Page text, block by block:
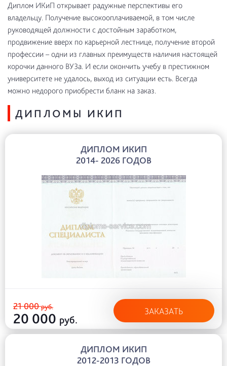
Диплом ИКиП открывает радужные перспективы его
владельцу. Получение высокооплачиваемой, в том числе
руководящей должности с достойным заработком,
продвижение вверх по карьерной лестнице, получение второй
профессии – одни из главных преимуществ наличия настоящей
корочки данного ВУЗа. И если окончить учебу в престижном
университете не удалось, выход из ситуации есть. Всегда
можно недорого приобрести бланк на заказ.
ДИПЛОМЫ ИКИП
ДИПЛОМ ИКИП
2014- 2026 ГОДОВ
21 000руб.
20 000 руб.
ЗАКАЗАТЬ
ДИПЛОМ ИКИП
2012-2013 ГОДОВ